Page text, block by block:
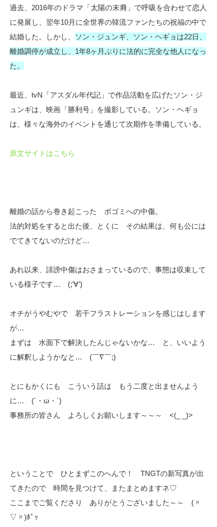
過去、2016年のドラマ「太陽の末裔」で呼吸を合わせて恋人
に発展し、翌年10月に全世界の韓流ファンたちの祝福の中で
結婚した。しかし、
ソン・ジュンギ、ソン・ヘギョは22日、
離婚調停が成立し、1年8ヶ月ぶりに法的に完全な他人になっ
た。
最近、tvN「アスダル年代記」で作品活動を広げたソン・ジ
ュンギは、映画「勝利号」を撮影している。ソン・ヘギョ
は、様々な海外のイベントを通じて次期作を準備している。
原文サイトはこちら
離婚の話から巻き起こった ボゴミへの中傷。
法的対処をすると出た後、とくに その結果は、何も公には
でてきてないのだけど…
あれ以来、誹謗中傷はおさまっているので、事態は収束して
いる様子です… (;’∀’)
オチがうやむやで 若干フラストレーションを感じはします
が…
まずは 水面下で解決したんじゃないかな… と、いいよう
に解釈しようかなと… (￣∇￣;)
とにもかくにも こういう話は もう二度と出ませんよう
に… (´・ω・`)
事務所の皆さん よろしくお願いします～～～ <(_ _)>
ということで ひとまずこのへんで！ TNGTの新写真が出
てきたので 時間を見つけて、またまとめますネ♡
ここまでご覧くださり ありがとうございました～～ (〃
▽〃)ﾎﾟｯ